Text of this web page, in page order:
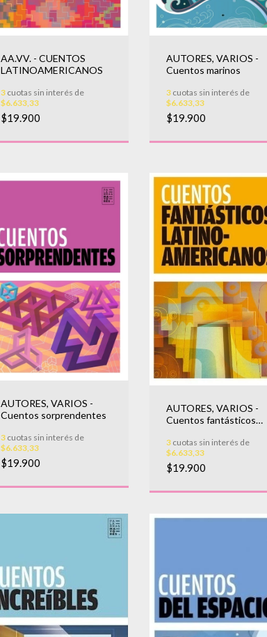
AA.VV. - CUENTOS
LATINOAMERICANOS
3 cuotas sin interés de
$6.633,33
$19.900
AUTORES, VARIOS -
Cuentos marinos
3cuotas sin interés de
$6.633,33
$19.900
AUTORES, VARIOS -
Cuentos sorprendentes
3 cuotas sin interés de
$6.633,33
$19.900
AUTORES, VARIOS -
Cuentos fantásticos
Ed.)
3cuotas sin interés de
$6.633,33
$19.900